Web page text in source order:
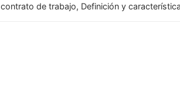
de trabajo, Definición y